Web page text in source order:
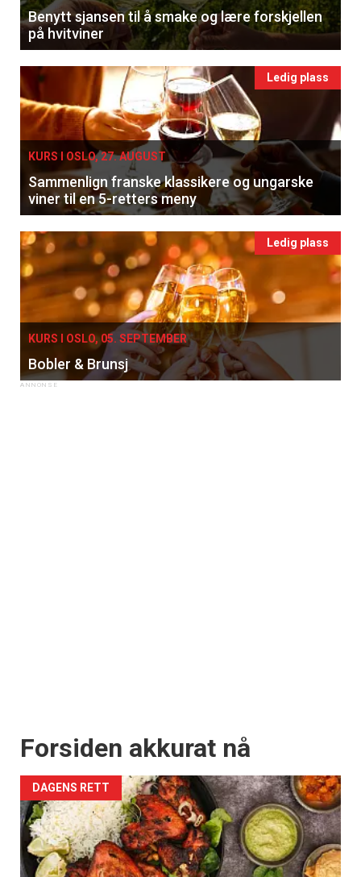
tilsendt.
Registrer deg
Benytt sjansen til å smake og lære forskjellen
på hvitviner
Ledig plass
KURS I OSLO, 27. AUGUST
Sammenlign franske klassikere og ungarske
viner til en 5-retters meny
Ledig plass
KURS I OSLO, 05. SEPTEMBER
Bobler & Brunsj
Forsiden akkurat nå
DAGENS RETT